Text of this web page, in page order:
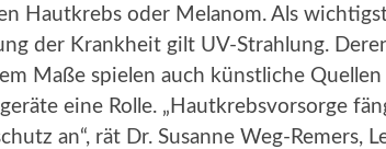
Hautkrebs oder Melanom. Als
der Krankheit gilt UV-Strahlung.
Maße spielen auch künstliche
eine Rolle. „Hautkrebsvorsorge
an“, rät Dr. Susanne Weg-Remers,